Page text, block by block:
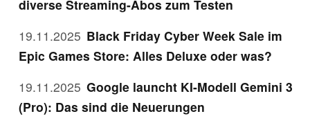
diverse Streaming-Abos zum Testen
19.11.2025 Black Friday Cyber Week Sale im
Epic Games Store: Alles Deluxe oder was?
19.11.2025 Google launcht KI-Modell Gemini 3
(Pro): Das sind die Neuerungen